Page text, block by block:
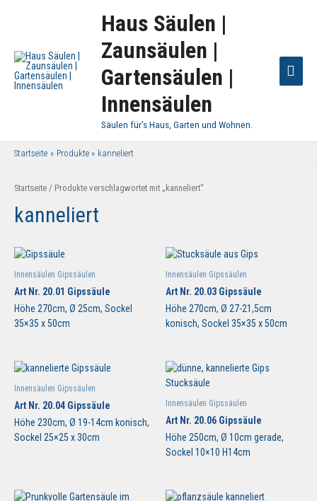
Haus Säulen |
Zaunsäulen |
Gartensäulen |
Innensäulen
Säulen für's Haus, Garten und Wohnen.
Startseite Produkte kanneliert
Startseite / Produkte verschlagwortet mit „kanneliert“
kanneliert
Innensäulen Gipssäulen
Art Nr. 20.01 Gipssäule
Höhe 270cm, Ø 25cm, Sockel
35×35 x 50cm
Innensäulen Gipssäulen
Art Nr. 20.03 Gipssäule
Höhe 270cm, Ø 27-21,5cm
konisch, Sockel 35×35 x 50cm
Innensäulen Gipssäulen
Art Nr. 20.04 Gipssäule
Höhe 230cm, Ø 19-14cm konisch,
Sockel 25×25 x 30cm
Innensäulen Gipssäulen
Art Nr. 20.06 Gipssäule
Höhe 250cm, Ø 10cm gerade,
Sockel 10×10 H14cm